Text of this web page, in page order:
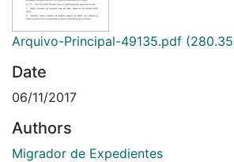
Arquivo-Principal-49135.pdf (280.35
Date
06/11/2017
Authors
Migrador de Expedientes